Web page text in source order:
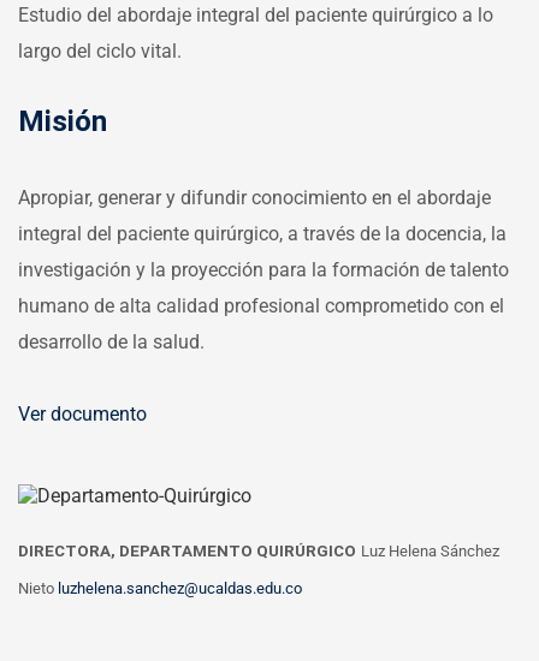
Estudio del abordaje integral del paciente quirúrgico a lo
largo del ciclo vital.
Misión
Apropiar, generar y difundir conocimiento en el abordaje
integral del paciente quirúrgico, a través de la docencia, la
investigación y la proyección para la formación de talento
humano de alta calidad profesional comprometido con el
desarrollo de la salud.
Ver documento
DIRECTORA, DEPARTAMENTO QUIRÚRGICO Luz Helena Sánchez
Nieto luzhelena.sanchez@ucaldas.edu.co